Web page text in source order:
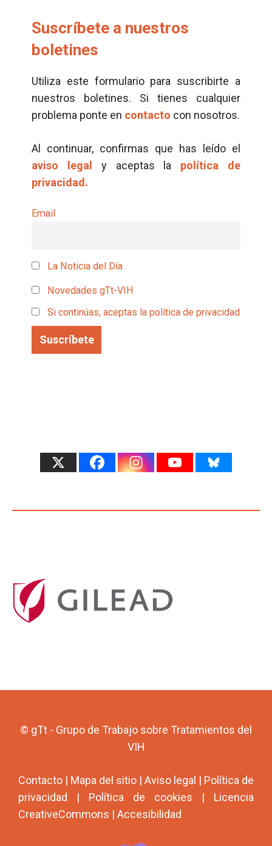
Suscríbete a nuestros
boletines
Utiliza este formulario para suscribirte a
nuestros boletines. Si tienes cualquier
problema ponte en contacto con nosotros.
Al continuar, confirmas que has leído el
aviso legal
y aceptas la política de
privacidad.
Email
La Noticia del Día
Novedades gTt-VIH
Si continúas, aceptas la política de privacidad
© gTt - Grupo de Trabajo sobre Tratamientos del
VIH
Contacto | Mapa del sitio | Aviso legal | Política de
privacidad | Política de cookies | Licencia
CreativeCommons | Accesibilidad